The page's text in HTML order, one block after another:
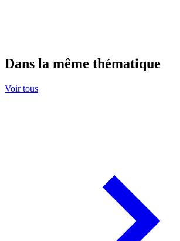
Dans la même thématique
Voir tous